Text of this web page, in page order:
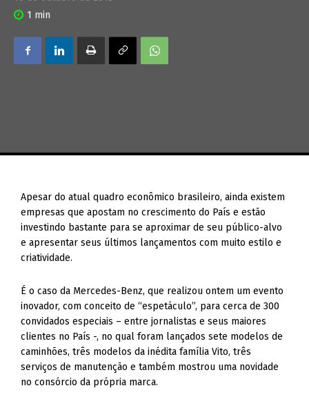
1 min
Apesar do atual quadro econômico brasileiro, ainda existem
empresas que apostam no crescimento do País e estão
investindo bastante para se aproximar de seu público-alvo
e apresentar seus últimos lançamentos com muito estilo e
criatividade.
É o caso da Mercedes-Benz, que realizou ontem um evento
inovador, com conceito de “espetáculo”, para cerca de 300
convidados especiais – entre jornalistas e seus maiores
clientes no País -, no qual foram lançados sete modelos de
caminhões, três modelos da inédita família Vito, três
serviços de manutenção e também mostrou uma novidade
no consórcio da própria marca.